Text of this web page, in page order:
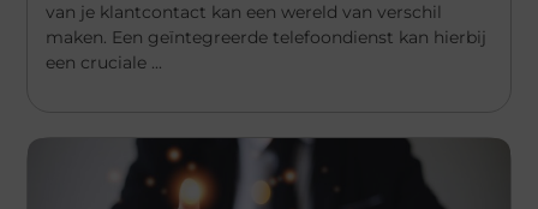
van je klantcontact kan een wereld van verschil
maken. Een geïntegreerde telefoondienst kan hierbij
een cruciale ...